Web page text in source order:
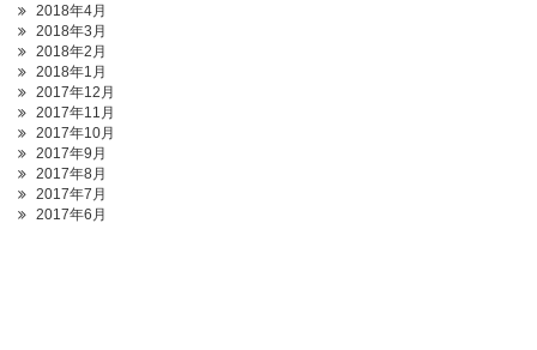
2018年4月
2018年3月
2018年2月
2018年1月
2017年12月
2017年11月
2017年10月
2017年9月
2017年8月
2017年7月
2017年6月